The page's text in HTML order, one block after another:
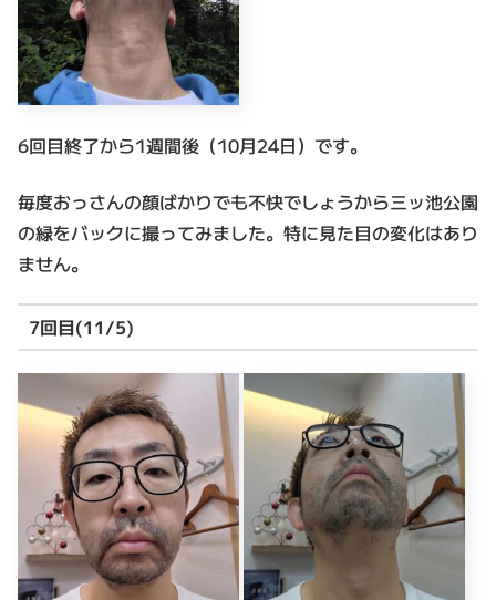
6回目終了から1週間後（10月24日）です。
毎度おっさんの顔ばかりでも不快でしょうから三ッ池公園
の緑をバックに撮ってみました。特に見た目の変化はあり
ません。
7回目(11/5)